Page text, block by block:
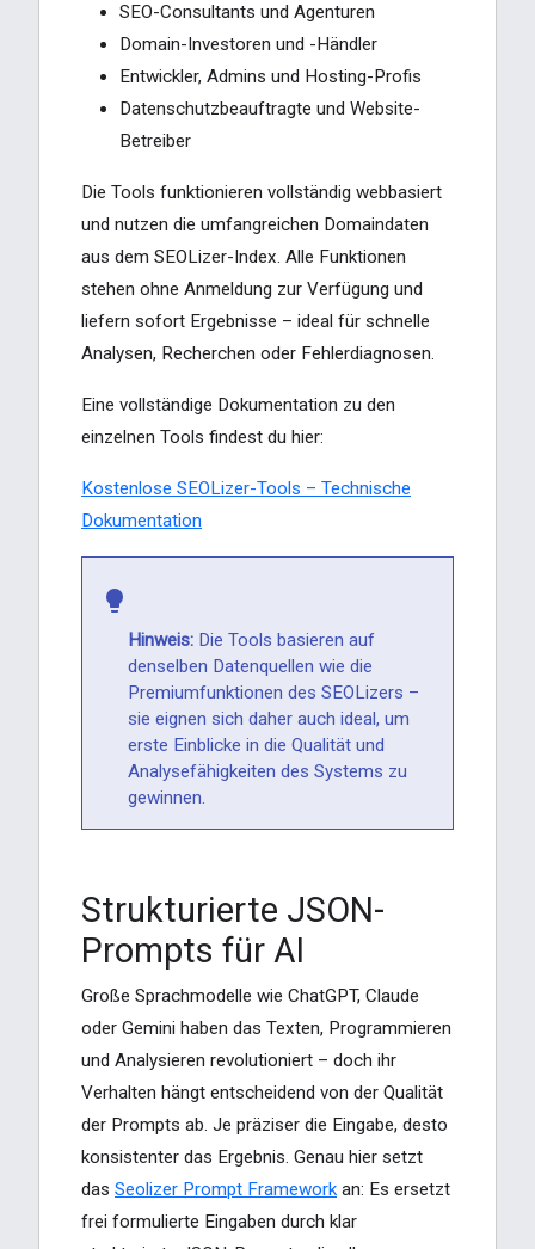
SEO-Consultants und Agenturen
Domain-Investoren und -Händler
Entwickler, Admins und Hosting-Profis
Datenschutzbeauftragte und Website-
Betreiber
Die Tools funktionieren vollständig webbasiert
und nutzen die umfangreichen Domaindaten
aus dem SEOLizer-Index. Alle Funktionen
stehen ohne Anmeldung zur Verfügung und
liefern sofort Ergebnisse – ideal für schnelle
Analysen, Recherchen oder Fehlerdiagnosen.
Eine vollständige Dokumentation zu den
einzelnen Tools findest du hier:
Kostenlose SEOLizer-Tools – Technische
Dokumentation
Hinweis:Die Tools basieren auf
denselben Datenquellen wie die
Premiumfunktionen des SEOLizers –
sie eignen sich daher auch ideal, um
erste Einblicke in die Qualität und
Analysefähigkeiten des Systems zu
gewinnen.
Strukturierte JSON-
Prompts für AI
Große Sprachmodelle wie ChatGPT, Claude
oder Gemini haben das Texten, Programmieren
und Analysieren revolutioniert – doch ihr
Verhalten hängt entscheidend von der Qualität
der Prompts ab. Je präziser die Eingabe, desto
konsistenter das Ergebnis. Genau hier setzt
das Seolizer Prompt Framework an: Es ersetzt
frei formulierte Eingaben durch klar